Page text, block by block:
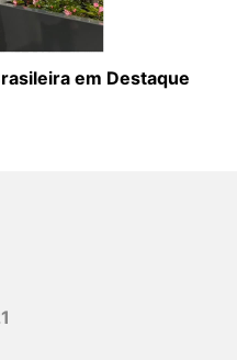
em Destaque